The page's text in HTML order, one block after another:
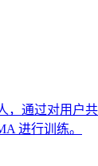
，通过对用户
进行训练。